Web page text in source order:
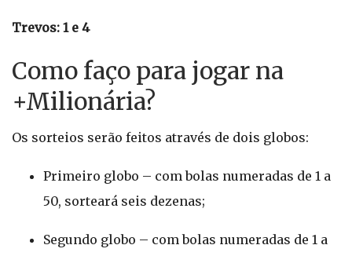
Trevos: 1 e 4
Como faço para jogar na
+Milionária?
Os sorteios serão feitos através de dois globos:
Primeiro globo – com bolas numeradas de 1 a
50, sorteará seis dezenas;
Segundo globo – com bolas numeradas de 1 a